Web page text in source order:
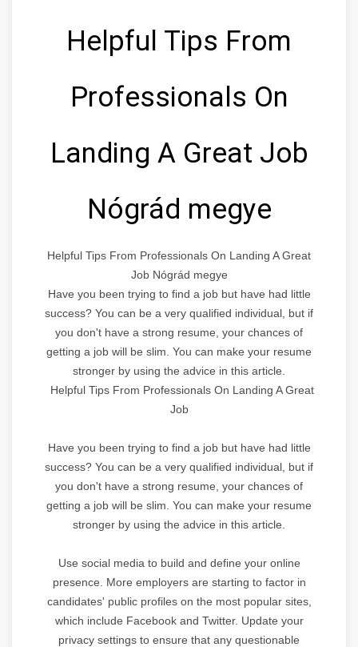
Helpful Tips From
Professionals On
Landing A Great Job
Nógrád megye
Helpful Tips From Professionals On Landing A Great
Job Nógrád megye
Have you been trying to find a job but have had little
success? You can be a very qualified individual, but if
you don't have a strong resume, your chances of
getting a job will be slim. You can make your resume
stronger by using the advice in this article.
Helpful Tips From Professionals On Landing A Great
Job
Have you been trying to find a job but have had little
success? You can be a very qualified individual, but if
you don't have a strong resume, your chances of
getting a job will be slim. You can make your resume
stronger by using the advice in this article.
Use social media to build and define your online
presence. More employers are starting to factor in
candidates' public profiles on the most popular sites,
which include Facebook and Twitter. Update your
privacy settings to ensure that any questionable